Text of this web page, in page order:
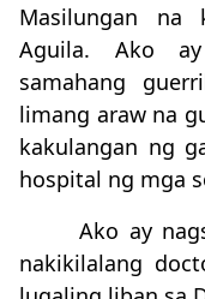
Masilungan na
Aguila. Ako
samahang
limang araw na
kakulangan ng
hospital ng mga
Ako ay
nakikilalang